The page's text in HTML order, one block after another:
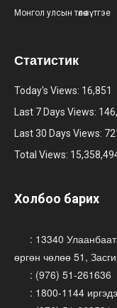
Монгол улсын төлөө зүтгэе
Статистик
Today's Views: 16,851
Last 7 Days Views:
Last 30 Days Views:
Total Views:
Холбоо барих
: 13340
өргөн чөлөө 51,
: (976) 51-261636
: 1800-1144